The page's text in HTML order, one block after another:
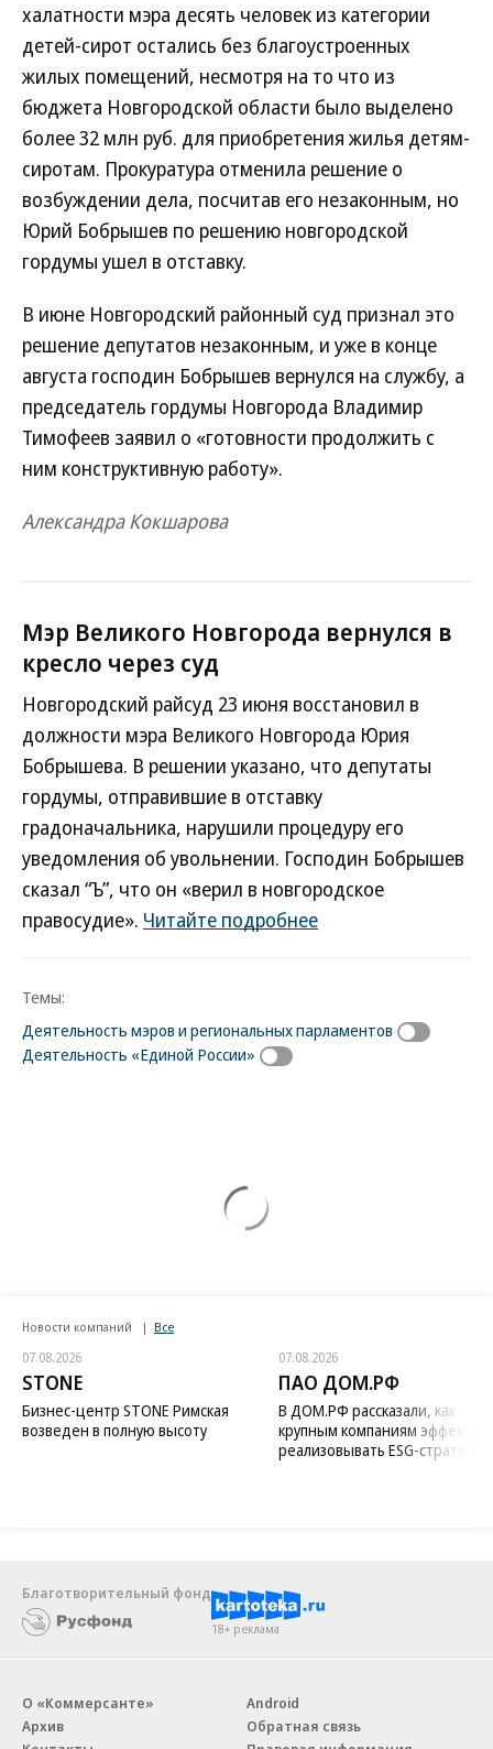
халатности мэра десять человек из категории
детей-сирот остались без благоустроенных
жилых помещений, несмотря на то что из
бюджета Новгородской области было выделено
более 32 млн руб. для приобретения жилья детям-
сиротам. Прокуратура отменила решение о
возбуждении дела, посчитав его незаконным, но
Юрий Бобрышев по решению новгородской
гордумы ушел в отставку.
В июне Новгородский районный суд признал это
решение депутатов незаконным, и уже в конце
августа господин Бобрышев вернулся на службу, а
председатель гордумы Новгорода Владимир
Тимофеев заявил о «готовности продолжить с
ним конструктивную работу».
Александра Кокшарова
Мэр Великого Новгорода вернулся в
кресло через суд
Новгородский райсуд 23 июня восстановил в
должности мэра Великого Новгорода Юрия
Бобрышева. В решении указано, что депутаты
гордумы, отправившие в отставку
градоначальника, нарушили процедуру его
уведомления об увольнении. Господин Бобрышев
сказал “Ъ”, что он «верил в новгородское
правосудие». Читайте подробнее
Темы:
Деятельность мэров и региональных парламентов
Деятельность «Единой России»
07.08.2026
STONE
07.08.2026
ПАО ДОМ.РФ
реализовывать ESG-стратегию